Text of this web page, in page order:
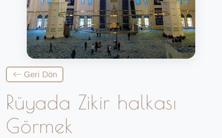
Geri Dön
Rüyada Zikir halkası
Görmek